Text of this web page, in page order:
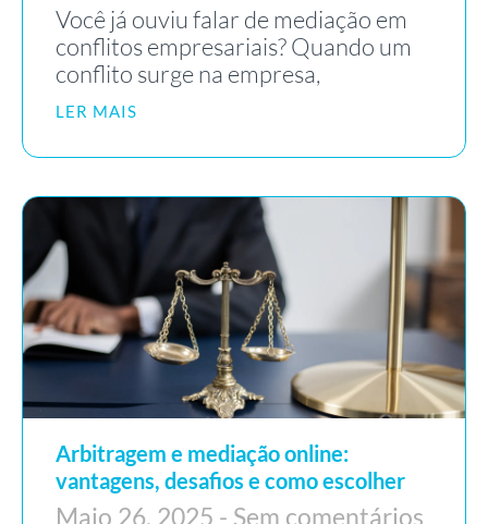
Você já ouviu falar de mediação em
conflitos empresariais? Quando um
conflito surge na empresa,
LER MAIS
Arbitragem e mediação online:
vantagens, desafios e como escolher
Maio 26, 2025 Sem comentários